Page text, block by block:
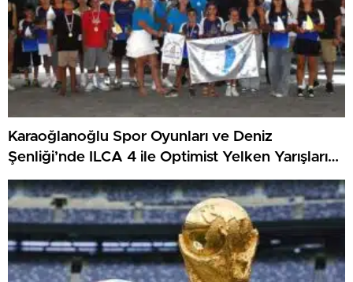
Karaoğlanoğlu Spor Oyunları ve Deniz
Şenliği’nde ILCA 4 ile Optimist Yelken Yarışları
Tamamlandı